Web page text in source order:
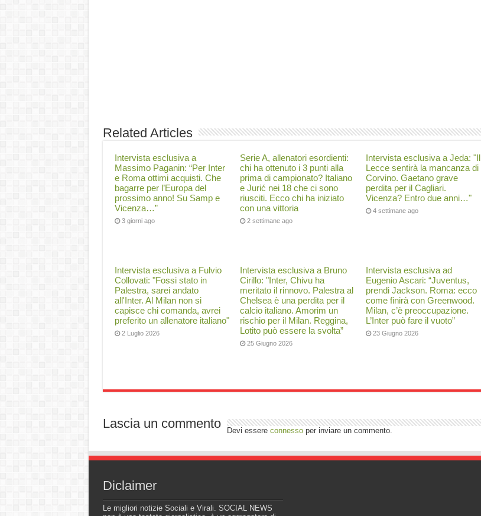
Related Articles
Intervista esclusiva a
Massimo Paganin: “Per Inter
e Roma ottimi acquisti. Che
bagarre per l’Europa del
prossimo anno! Su Samp e
Vicenza…”
3 giorni ago
Serie A, allenatori esordienti:
chi ha ottenuto i 3 punti alla
prima di campionato? Italiano
e Jurić nei 18 che ci sono
riusciti. Ecco chi ha iniziato
con una vittoria
2 settimane ago
Intervista esclusiva a Jeda: "Il
Lecce sentirà la mancanza di
Corvino. Gaetano grave
perdita per il Cagliari.
Vicenza? Entro due anni…"
4 settimane ago
Intervista esclusiva a Fulvio
Collovati: "Fossi stato in
Palestra, sarei andato
all'Inter. Al Milan non si
capisce chi comanda, avrei
preferito un allenatore italiano"
2 Luglio 2026
Intervista esclusiva a Bruno
Cirillo: "Inter, Chivu ha
meritato il rinnovo. Palestra al
Chelsea è una perdita per il
calcio italiano. Amorim un
rischio per il Milan. Reggina,
Lotito può essere la svolta”
25 Giugno 2026
Intervista esclusiva ad
Eugenio Ascari: “Juventus,
prendi Jackson. Roma: ecco
come finirà con Greenwood.
Milan, c’è preoccupazione.
L’Inter può fare il vuoto”
23 Giugno 2026
Lascia un commento Devi essere connessoper inviare un commento.
Diclaimer
Le migliori notizie Sociali e Virali. SOCIAL NEWS